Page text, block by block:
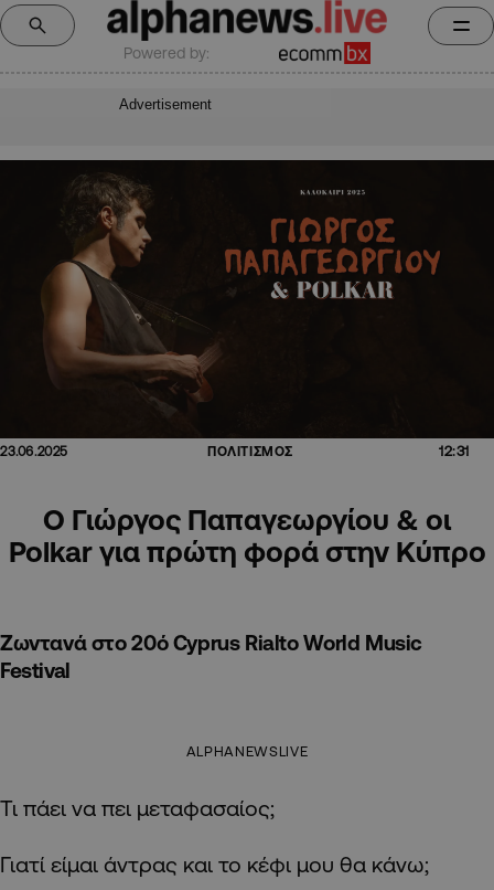
Powered by:
Advertisement
23.06.2025 ΠΟΛΙΤΙΣΜΟΣ 12:31
Ο Γιώργος Παπαγεωργίου & οι
Polkar για πρώτη φορά στην Κύπρο
Ζωντανά στο 20ό Cyprus Rialto World Music
Festival
ALPHANEWSLIVE
Τι πάει να πει μεταφασαίος;
Γιατί είμαι άντρας και το κέφι μου θα κάνω;